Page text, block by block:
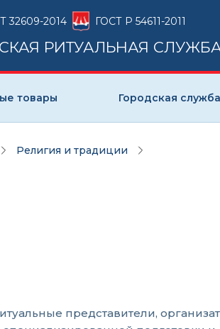
32609-2014 ГОСТ Р 54611-2011
РИТУАЛЬНАЯ
товары Городская служба
Религия и традиции
представители,